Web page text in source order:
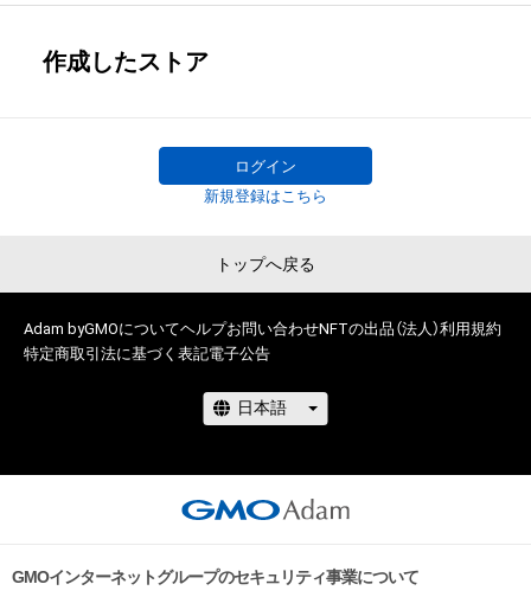
作成したストア
ログイン
新規登録はこちら
トップへ戻る
Adam byGMOについてヘルプお問い合わせNFTの出品（法人）利用規約
特定商取引法に基づく表記電子公告
GMOインターネットグループのセキュリティ事業について